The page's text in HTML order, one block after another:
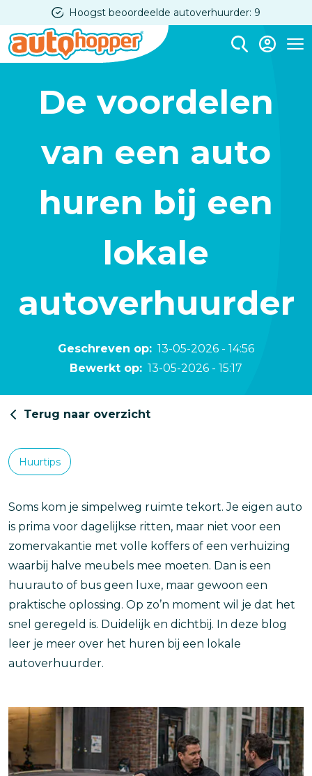
Overslaan
en
naar
Hoogst beoordeelde autoverhuurder: 9
De voordelen
van een auto
huren bij een
lokale
autoverhuurder
Geschreven op
13-05-2026 - 14:56
Bewerkt op
13-05-2026 - 15:17
Terug naar overzicht
Categorieën
Huurtips
Soms kom je simpelweg ruimte tekort. Je eigen auto
is prima voor dagelijkse ritten, maar niet voor een
zomervakantie met volle koffers of een verhuizing
waarbij halve meubels mee moeten. Dan is een
huurauto of bus geen luxe, maar gewoon een
praktische oplossing. Op zo’n moment wil je dat het
snel geregeld is. Duidelijk en dichtbij. In deze blog
leer je meer over het huren bij een lokale
autoverhuurder.
Afbeelding